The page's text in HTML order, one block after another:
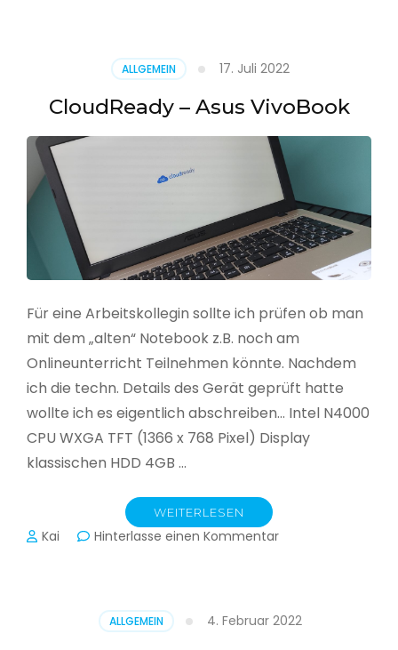
Jahressicherung
ALLGEMEIN 17. Juli 2022
CloudReady – Asus VivoBook
Für eine Arbeitskollegin sollte ich prüfen ob man
mit dem „alten“ Notebook z.B. noch am
Onlineunterricht Teilnehmen könnte. Nachdem
ich die techn. Details des Gerät geprüft hatte
wollte ich es eigentlich abschreiben… Intel N4000
CPU WXGA TFT (1366 x 768 Pixel) Display
klassischen HDD 4GB …
WEITERLESEN
Kai Hinterlasse einen Kommentarzu
ALLGEMEIN 4. Februar 2022